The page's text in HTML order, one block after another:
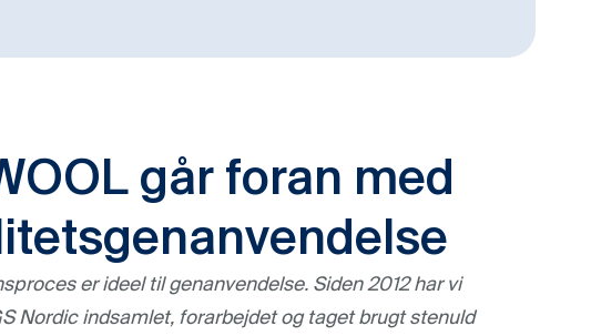
går foran med
er ideel til genanvendelse. Siden 2012 har vi
Nordic indsamlet, forarbejdet og taget brugt stenuld